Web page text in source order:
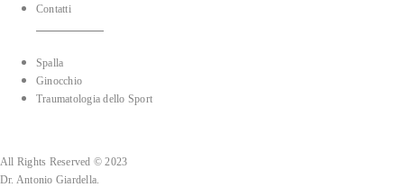
Contatti
Spalla
Ginocchio
Traumatologia dello Sport
All Rights Reserved © 2023
Dr. Antonio Giardella.